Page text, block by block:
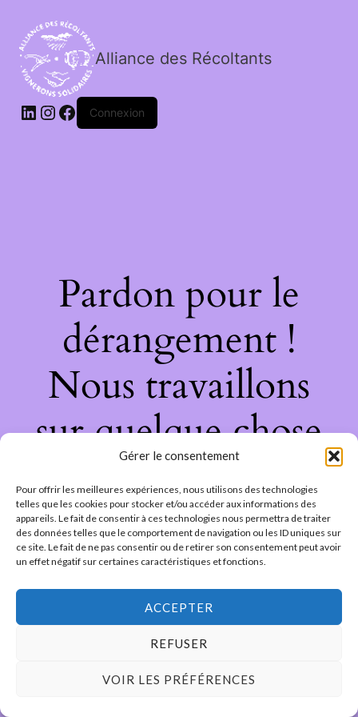
Gérer le consentement
Pour offrir les meilleures expériences, nous utilisons des technologies
telles que les cookies pour stocker et/ou accéder aux informations des
appareils. Le fait de consentir à ces technologies nous permettra de traiter
des données telles que le comportement de navigation ou les ID uniques sur
ce site. Le fait de ne pas consentir ou de retirer son consentement peut avoir
un effet négatif sur certaines caractéristiques et fonctions.
ACCEPTER
REFUSER
VOIR LES PRÉFÉRENCES
Alliance des Récoltants
Connexion
Pardon pour le
dérangement !
Nous travaillons
sur quelque chose
de fantastique –
revenez bientôt !